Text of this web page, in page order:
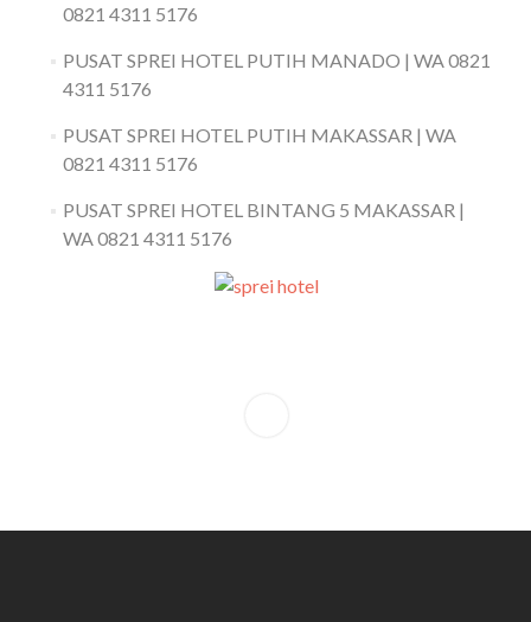
0821 4311 5176
PUSAT SPREI HOTEL PUTIH MANADO | WA 0821
4311 5176
PUSAT SPREI HOTEL PUTIH MAKASSAR | WA
0821 4311 5176
PUSAT SPREI HOTEL BINTANG 5 MAKASSAR |
WA 0821 4311 5176